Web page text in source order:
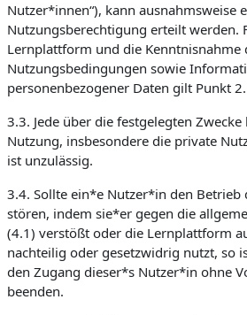
Nutzer*innen“), kann ausnahmsweise
Nutzungsberechtigung erteilt werden.
Lernplattform und die Kenntnisnahme
Nutzungsbedingungen sowie
personenbezogener Daten gilt Punkt
3.3. Jede über die festgelegten
Nutzung, insbesondere die private
ist unzulässig.
3.4. Sollte ein*e Nutzer*in den
stören, indem sie*er gegen die
(4.1) verstößt oder die Lernplattform
nachteilig oder gesetzwidrig nutzt, so
den Zugang dieser*s Nutzer*in ohne
beenden.